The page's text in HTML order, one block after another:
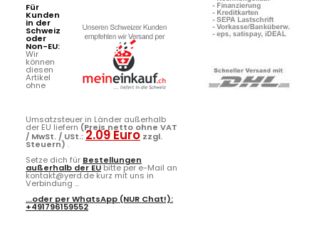
Für
Kunden
in der
Schweiz
oder
Non-EU:
Wir
können
diesen
Artikel
ohne
Umsatzsteuer in Länder außerhalb
der EU liefern (Preis netto ohne VAT
/ MwSt. / USt.:2.09 Euro zzgl.
Steuern) .
Setze dich für Bestellungen
außerhalb der EUbitte per e-Mail an
kontakt@yerd.de kurz mit uns in
Verbindung ...
...oder perWhatsApp (NUR Chat!):
+491796159552